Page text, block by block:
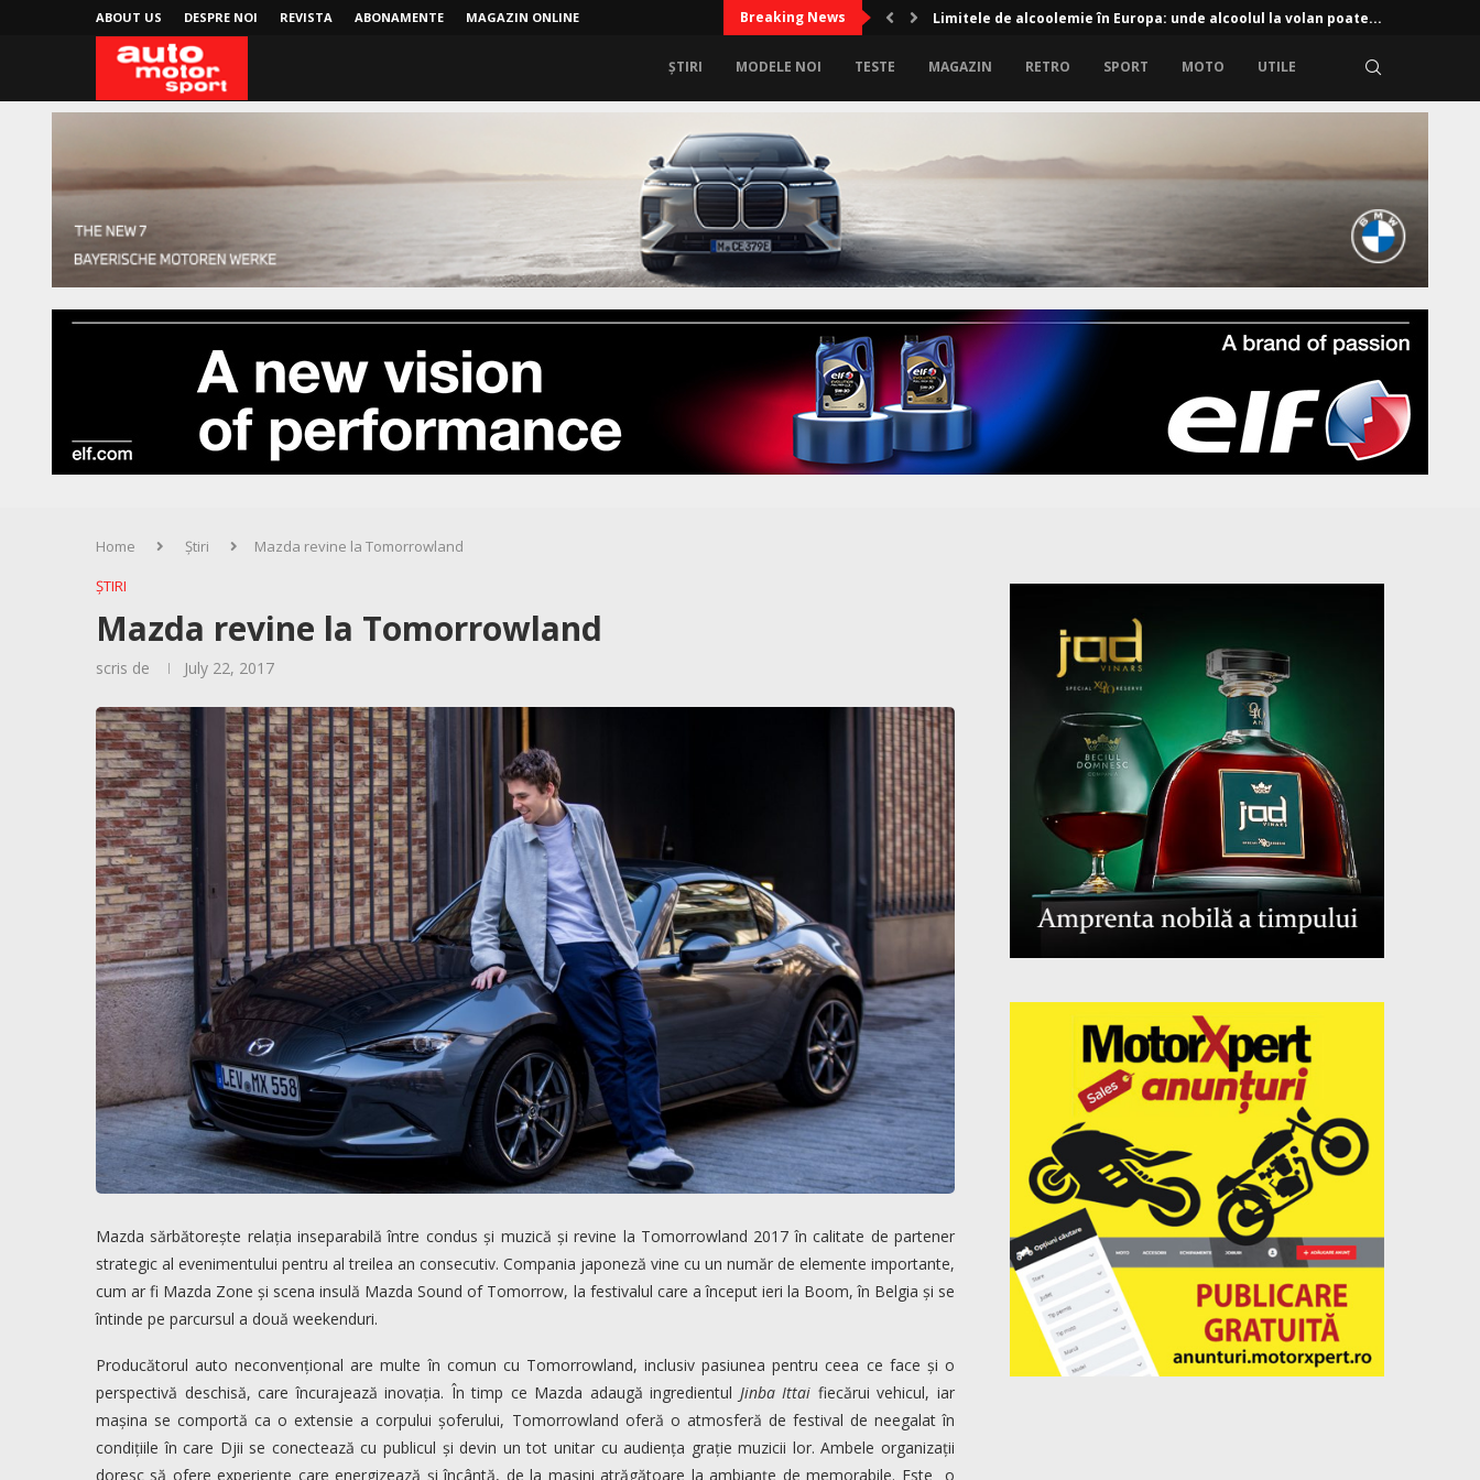
ABOUT US DESPRE NOI REVISTA ABONAMENTE MAGAZIN ONLINE Breaking News Limitele de alcoolemie în Europa: unde alcoolul la volan poate...
ȘTIRI MODELE NOI TESTE MAGAZIN RETRO SPORT MOTO UTILE
Home Știri
Mazda revine la Tomorrowland
ȘTIRI
Mazda revine la Tomorrowland
scris de July 22, 2017
Mazda sărbătorește relația inseparabilă între condus și muzică și revine la Tomorrowland 2017 în calitate de partener
strategic al evenimentului pentru al treilea an consecutiv. Compania japoneză vine cu un număr de elemente importante,
cum ar fi Mazda Zone și scena insulă Mazda Sound of Tomorrow, la festivalul care a început ieri la Boom, în Belgia și se
întinde pe parcursul a două weekenduri.
Producătorul auto neconvențional are multe în comun cu Tomorrowland, inclusiv pasiunea pentru ceea ce face și o
perspectivă deschisă, care încurajează inovația. În timp ce Mazda adaugă ingredientul Jinba Ittai fiecărui vehicul, iar
mașina se comportă ca o extensie a corpului șoferului, Tomorrowland oferă o atmosferă de festival de neegalat în
condițiile în care Djii se conectează cu publicul și devin un tot unitar cu audiența grație muzicii lor. Ambele organizații
doresc să ofere experiențe care energizează și încântă, de la mașini atrăgătoare la ambianțe de memorabile. Este o